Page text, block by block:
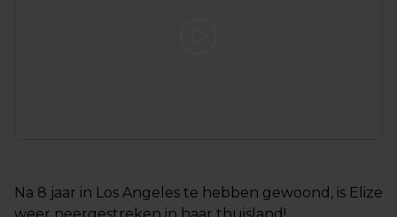
Na 8 jaar in Los Angeles te hebben gewoond, is Elize